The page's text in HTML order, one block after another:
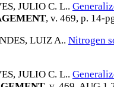
JULIO C. L..
, v. 469, p. 14-
LUIZ A.. Nitrogen
JULIO C. L..